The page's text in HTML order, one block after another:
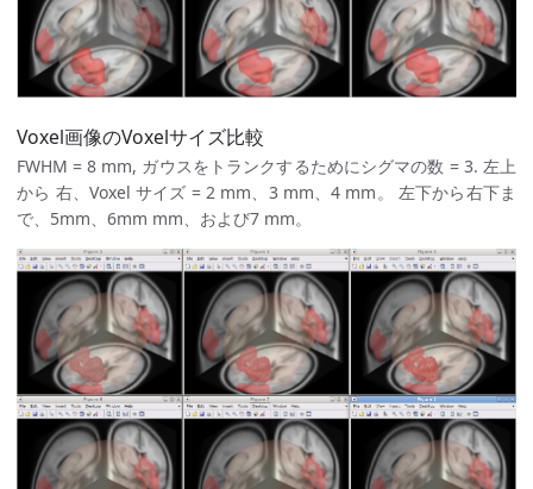
Voxel画像のVoxelサイズ比較
FWHM = 8 mm, ガウスをトランクするためにシグマの数 = 3. 左上
から 右、Voxel サイズ = 2 mm、3 mm、4 mm。 左下から右下ま
で、5mm、6mm mm、および7 mm。